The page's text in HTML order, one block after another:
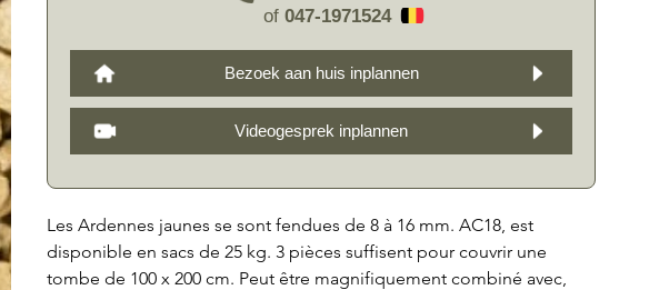
of 047-1971524
Bezoek aan huis inplannen
Videogesprek inplannen
Les Ardennes jaunes se sont fendues de 8 à 16 mm. AC18, est
disponible en sacs de 25 kg. 3 pièces suffisent pour couvrir une
tombe de 100 x 200 cm. Peut être magnifiquement combiné avec,